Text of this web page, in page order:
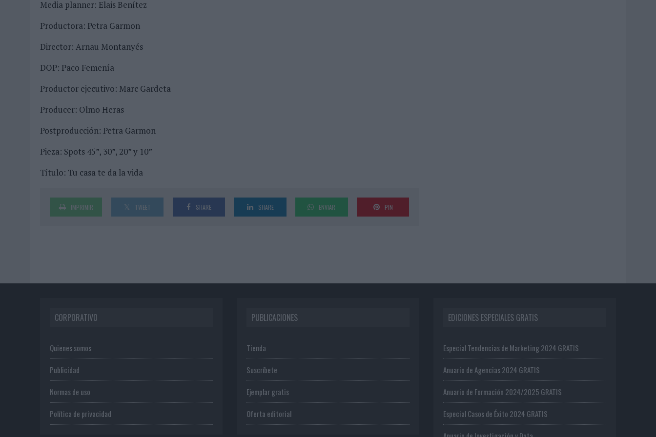
Media planner: Elais Benítez
Productora: Petra Garmon
Director: Arnau Montanyés
DOP: Paco Femenía
Productor ejecutivo: Marc Gardeta
Producer: Olmo Heras
Postproducción: Petra Garmon
Pieza: Spots 45”, 30”, 20” y 10”
Título: Tu casa te da la vida
IMPRIMIR TWEET SHARE SHARE ENVIAR PIN
CORPORATIVO
Quienes somos
Publicidad
Normas de uso
Política de privacidad
PUBLICACIONES
Tienda
Suscríbete
Ejemplar gratis
Oferta editorial
EDICIONES ESPECIALES GRATIS
Especial Tendencias de Marketing 2024 GRATIS
Anuario de Agencias 2024 GRATIS
Anuario de Formación 2024/2025 GRATIS
Especial Casos de Éxito 2024 GRATIS